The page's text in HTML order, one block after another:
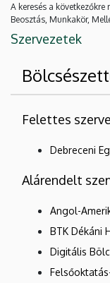
A keresés a következőkre
Beosztás, Munkakör,
Szervezetek
Felettes
Debreceni
Alárendelt
Angol-
BTK Dékáni
Digitális